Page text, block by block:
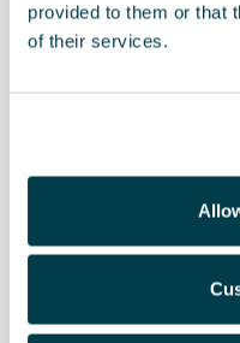
provided to them or that
of their services.
Prodotto
inserto in PVC, studiato per
moquette con un’etichetta
conducente è dotato anche
Set da 4 pezzi, adatto per